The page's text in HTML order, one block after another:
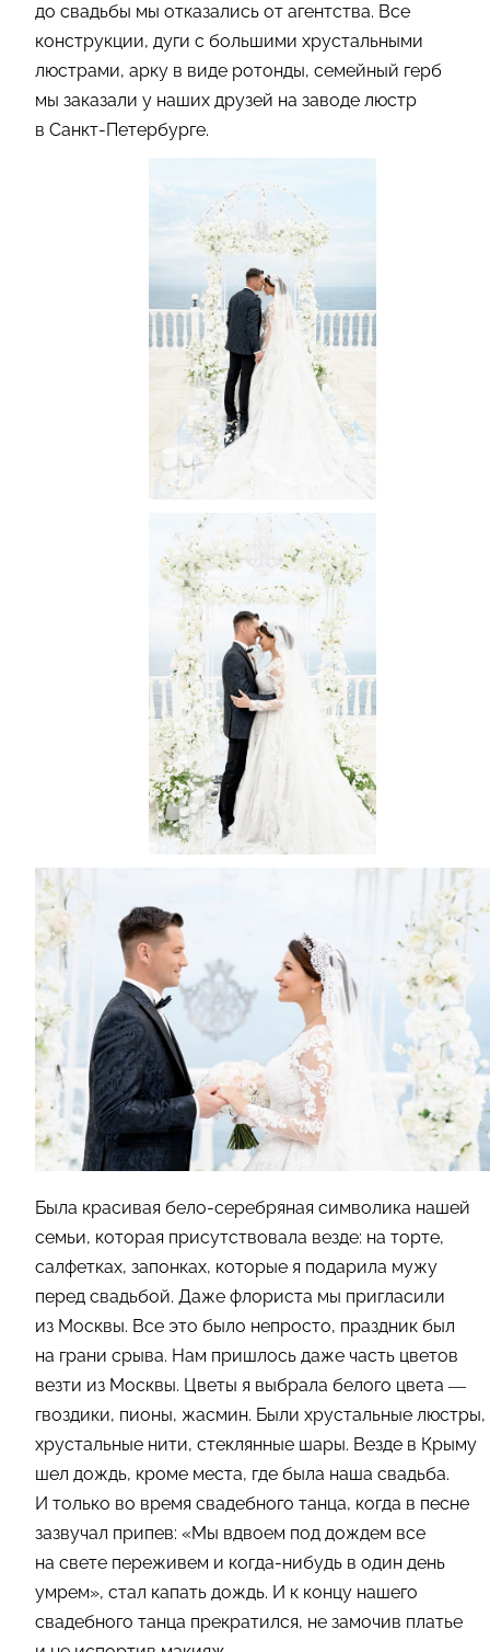
до свадьбы мы отказались от агентства. Все
конструкции, дуги с большими хрустальными
люстрами, арку в виде ротонды, семейный герб
мы заказали у наших друзей на заводе люстр
в Санкт-Петербурге.
Была красивая бело-серебряная символика нашей
семьи, которая присутствовала везде: на торте,
салфетках, запонках, которые я подарила мужу
перед свадьбой. Даже флориста мы пригласили
из Москвы. Все это было непросто, праздник был
на грани срыва. Нам пришлось даже часть цветов
везти из Москвы. Цветы я выбрала белого цвета —
гвоздики, пионы, жасмин. Были хрустальные люстры,
хрустальные нити, стеклянные шары. Везде в Крыму
шел дождь, кроме места, где была наша свадьба.
И только во время свадебного танца, когда в песне
зазвучал припев: «Мы вдвоем под дождем все
на свете переживем и когда-нибудь в один день
умрем», стал капать дождь. И к концу нашего
свадебного танца прекратился, не замочив платье